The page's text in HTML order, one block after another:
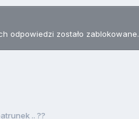
odpowiedzi zostało zablokowane.
.. ??